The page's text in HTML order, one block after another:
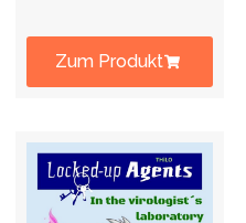
Zum Produkt